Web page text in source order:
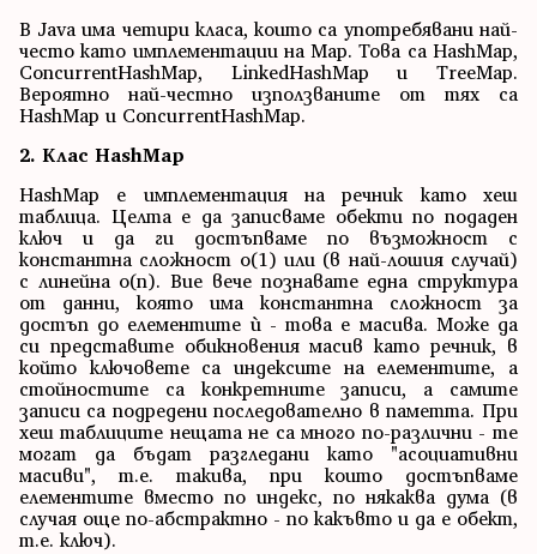
В Java има четири класа, които са употребявани най-
често като имплементации на Map. Това са HashMap,
ConcurrentHashMap, LinkedHashMap и TreeMap.
Вероятно най-честно използванитe от тях са
HashMap и ConcurrentHashMap.
2. Клас HashMap
HashMap е имплементация на речник като хеш
таблица. Целта е да записваме обекти по подаден
ключ и да ги достъпваме по възможност с
константна сложност o(1) или (в най-лошия случай)
с линейна o(n). Вие вече познавате една структура
от данни, която има константна сложност за
достъп до елементите ѝ - това е масива. Може да
си представите обикновения масив като речник, в
който ключовете са индексите на елементите, а
стойностите са конкретните записи, а самите
записи са подредени последователно в паметта. При
хеш таблиците нещата не са много по-различни - те
могат да бъдат разгледани като "асоциативни
масиви", т.е. такива, при които достъпваме
елементите вместо по индекс, по някаква дума (в
случая още по-абстрактно - по какъвто и да е обект,
т.е. ключ).